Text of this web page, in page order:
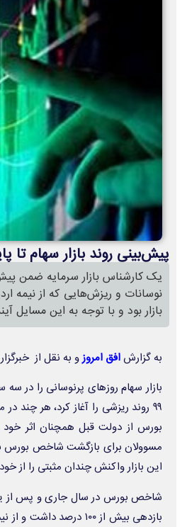
پیش‌بینی روند بازار سهام تا
یک کارشناس بازار سرمایه ضمن
نوسانات و ریزش‌هایی که از نیمه
بازار بود و با توجه به این مسایل
به گزارش افق امروزو به نقل از
بازار سهام روزهای پرنوسانی را در
۹۹ روند ریزشی را آغاز کرد، هر
بورس از دولت قبل همچنان اثر خود
مسوولان برای بازگشت شاخص بورس به
این بازار واکنش چندان مثبتی را از
شاخص بورس در سال جاری و پس از یک